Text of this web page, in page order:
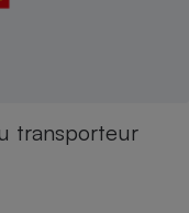
transporteur